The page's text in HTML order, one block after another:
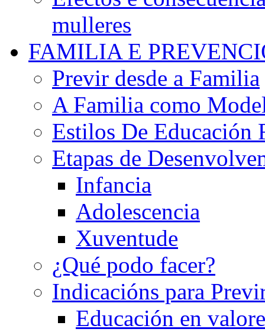
mulleres
FAMILIA E
Previr desde a Familia
A Familia como
Estilos De Educación
Etapas de
Infancia
Adolescencia
Xuventude
¿Qué podo facer?
Indicacións para
Educación en